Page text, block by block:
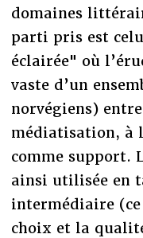
domaines
parti pris est
éclairée" où
vaste d’un
norvégiens)
médiatisation, à
comme support.
ainsi utilisée en
intermédiaire
choix et la